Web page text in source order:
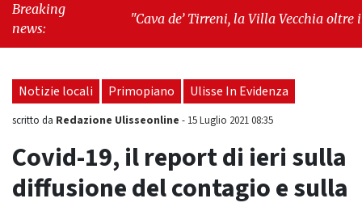
Breaking
news:
"Cava de’ Tirreni, la Villa Vecchia oltre i
seduta consiliare: “Serve chiarezza!”"
Notizie locali Primopiano Ulisse In Evidenza
scritto da Redazione Ulisseonline - 15 Luglio 2021 08:35
Covid-19, il report di ieri sulla
diffusione del contagio e sulla